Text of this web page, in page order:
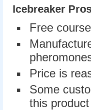
Icebreaker
Free
Price is
Some
this product